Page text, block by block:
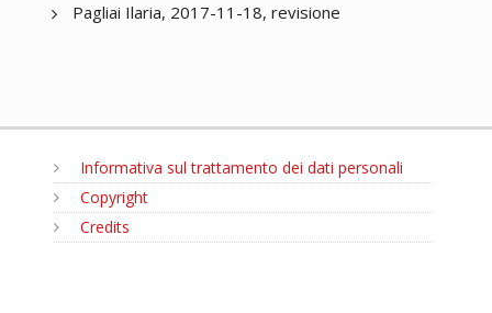
Pagliai Ilaria, 2017-11-18, revisione
Informativa sul trattamento dei dati personali
Copyright
Credits